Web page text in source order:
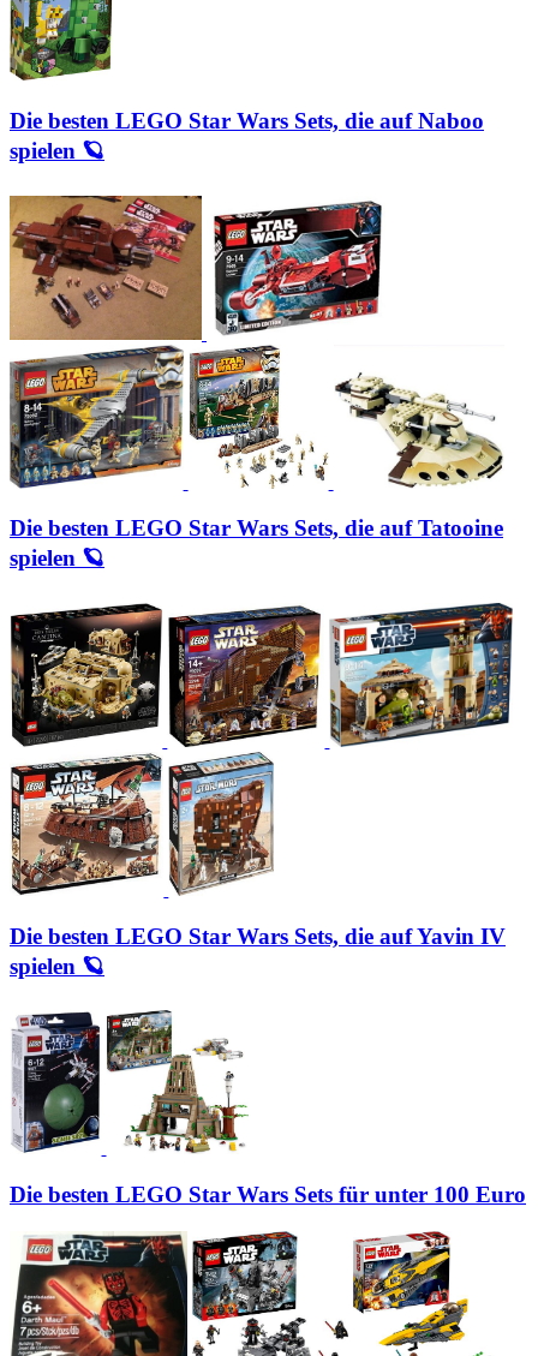
Die besten LEGO Star Wars Sets, die auf Naboo
spielen 🪐
Die besten LEGO Star Wars Sets, die auf Tatooine
spielen 🪐
Die besten LEGO Star Wars Sets, die auf Yavin IV
spielen 🪐
Die besten LEGO Star Wars Sets für unter 100 Euro